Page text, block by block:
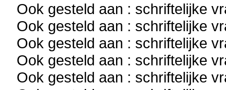
Ook gesteld aan : schriftelijke
Ook gesteld aan : schriftelijke
Ook gesteld aan : schriftelijke
Ook gesteld aan : schriftelijke
Ook gesteld aan : schriftelijke